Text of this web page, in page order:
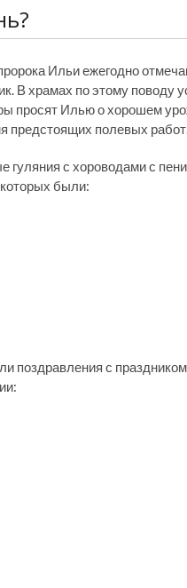
Ильи ежегодно
В храмах по этому поводу
просят Илью о хорошем
предстоящих полевых
с хороводами с
были:
поздравления с